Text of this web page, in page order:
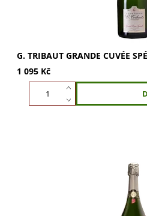
G. TRIBAUT GRANDE CUVÉE
1 095 Kč
G. Tribaut Grande Cuvée
šampaňské s 70 % Chardonnay
Vychutnejte komplexní vůni